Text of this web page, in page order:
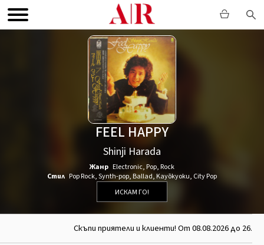
FEEL HAPPY
Shinji Harada
Жанр Electronic,Pop,Rock
Стил Pop Rock,Synth-pop,Ballad,Kayōkyoku, City Pop
ИСКАМ ГО!
Скъпи приятели и клиенти! От 08.08.2026 до